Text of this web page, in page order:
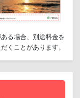
る場合、別途料金を
くことがあります。